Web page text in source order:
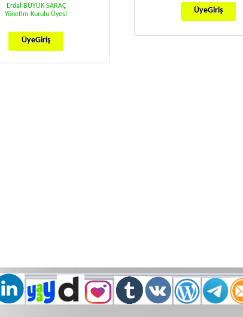
Erdal BÜYÜK SARAÇ
Yönetim Kurulu Üyesi
ÜyeGiriş
ÜyeGiriş